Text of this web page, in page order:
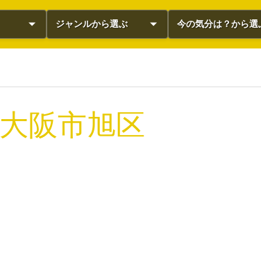
ジャンルから選ぶ 今の気分は？から選
大阪市旭区